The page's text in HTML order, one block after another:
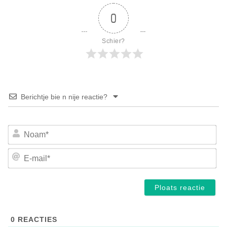
0
Schier?
Berichtje bie n nije reactie?
E-
0 REACTIES